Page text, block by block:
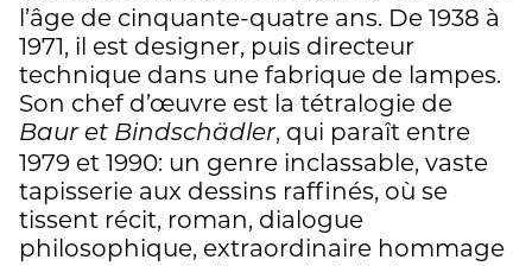
l’âge de cinquante-quatre ans. De 1938 à
1971, il est designer, puis directeur
technique dans une fabrique de lampes.
Son chef d’œuvre est la tétralogie de
Baur et Bindschädler, qui paraît entre
1979 et 1990: un genre inclassable, vaste
tapisserie aux dessins raffinés, où se
tissent récit, roman, dialogue
philosophique, extraordinaire hommage